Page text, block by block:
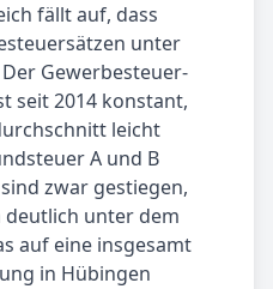
fällt auf, dass
unter
Gewerbesteuer-
seit 2014 konstant,
leicht
A und B
zwar gestiegen,
unter dem
auf eine insgesamt
in Hübingen